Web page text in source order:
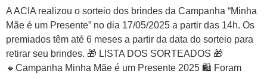
A ACIA realizou o sorteio dos brindes da Campanha “Minha
Mãe é um Presente” no dia 17/05/2025 a partir das 14h. Os
premiados têm até 6 meses a partir da data do sorteio para
retirar seu brindes. 🎁 LISTA DOS SORTEADOS 🎁
🔸Campanha Minha Mãe é um Presente 2025 🛍️ Foram